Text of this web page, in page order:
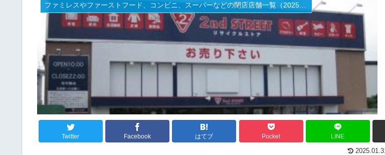
ファミレスやファーストフード、コンビニ、スーパーなどの閉店店舗一覧（2025年）
Twitter Facebook はてブ Pocket LINE